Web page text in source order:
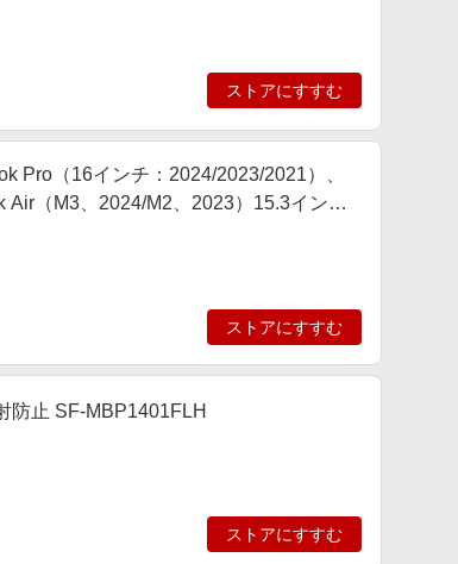
ストアにすすむ
Pro（16インチ：2024/2023/2021）、
（M3、2024/M2、2023）15.3インチ
ストアにすすむ
防止 SF-MBP1401FLH
ストアにすすむ